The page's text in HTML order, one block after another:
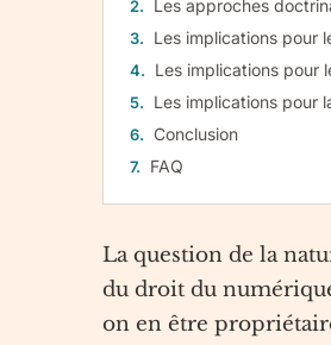
Les approches
Les implications pour
Les implications pour
Les implications pour
Conclusion
FAQ
La question de la
du droit du
on en être